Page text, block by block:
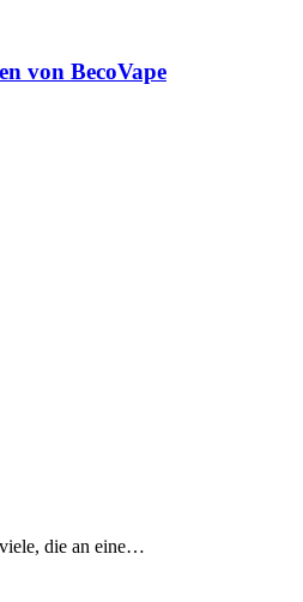
von BecoVape
die an eine…